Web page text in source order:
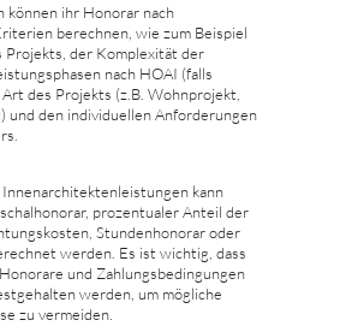
können ihr Honorar nach
berechnen, wie zum Beispiel
Projekts, der Komplexität der
nach HOAI (falls
des Projekts (z.B. Wohnprojekt,
und den individuellen Anforderungen
kann
prozentualer Anteil der
Stundenhonorar oder
werden. Es ist wichtig, dass
und Zahlungsbedingungen
werden, um mögliche
zu vermeiden.